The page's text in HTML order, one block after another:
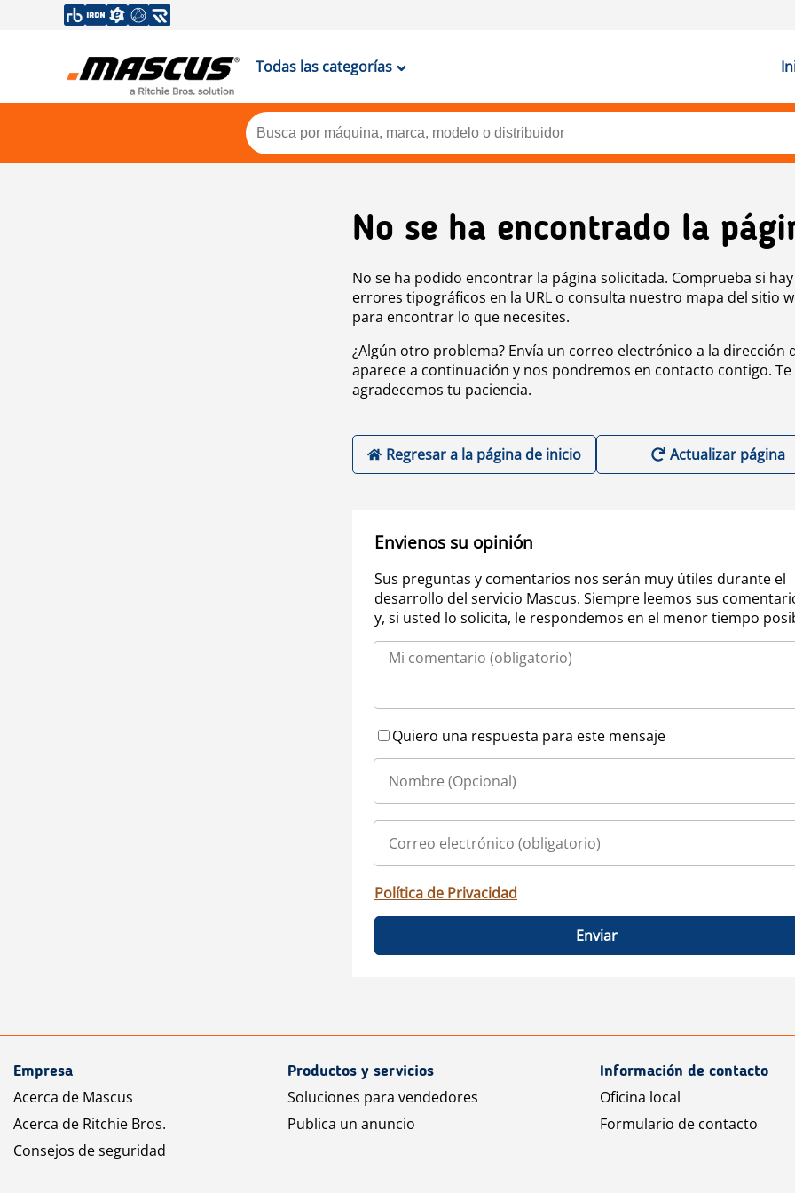
Todas las categorías
No se ha encontrado la
No se ha podido encontrar la página solicitada. Comprueba si hay
errores tipográficos en la URL o consulta nuestro mapa del sitio
para encontrar lo que necesites.
¿Algún otro problema? Envía un correo electrónico a la dirección
aparece a continuación y nos pondremos en contacto contigo. Te
agradecemos tu paciencia.
Regresar a la página de inicio Actualizar página
Envienos su opinión
Sus preguntas y comentarios nos serán muy útiles durante el
desarrollo del servicio Mascus. Siempre leemos sus
y, si usted lo solicita, le respondemos en el menor tiempo
Quiero una respuesta para este mensaje
Política de Privacidad
Enviar
Empresa
Acerca de Mascus
Acerca de Ritchie Bros.
Consejos de seguridad
Productos y servicios
Soluciones para vendedores
Publica un anuncio
Información de contacto
Oficina local
Formulario de contacto